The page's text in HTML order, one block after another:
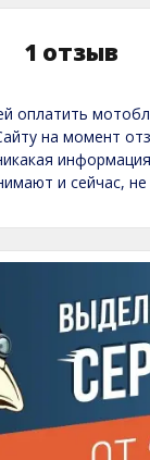
1 отзыв
оплатить
на момент
и сейчас, не